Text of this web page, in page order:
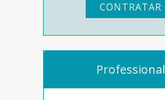
CONTRATAR
Professional